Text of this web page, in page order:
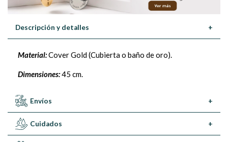
Descripción y detalles +
Material:Cover Gold (Cubierta o baño de oro).
Dimensiones:45 cm.
Envíos +
Cuidados +